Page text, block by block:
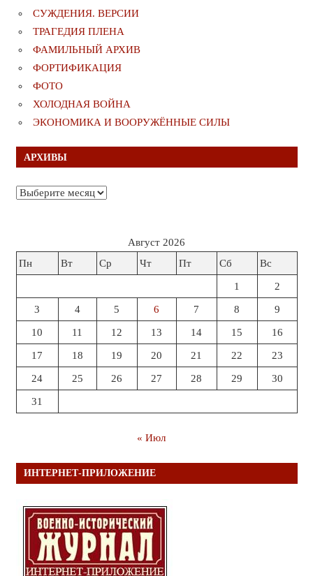
СУЖДЕНИЯ. ВЕРСИИ
ТРАГЕДИЯ ПЛЕНА
ФАМИЛЬНЫЙ АРХИВ
ФОРТИФИКАЦИЯ
ФОТО
ХОЛОДНАЯ ВОЙНА
ЭКОНОМИКА И ВООРУЖЁННЫЕ СИЛЫ
АРХИВЫ
Архивы
Август 2026
Пн
Вт Ср Чт Пт Сб Вс
1 2
3 4 5 6 7 8 9
10 11 12 13 14 15 16
17 18 19 20 21 22 23
24 25 26 27 28 29 30
31
« Июл
ИНТЕРНЕТ-ПРИЛОЖЕНИЕ